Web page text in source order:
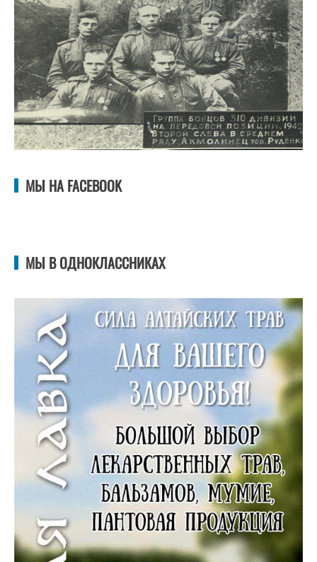
МЫ НА FACEBOOK
МЫ В ОДНОКЛАССНИКАХ